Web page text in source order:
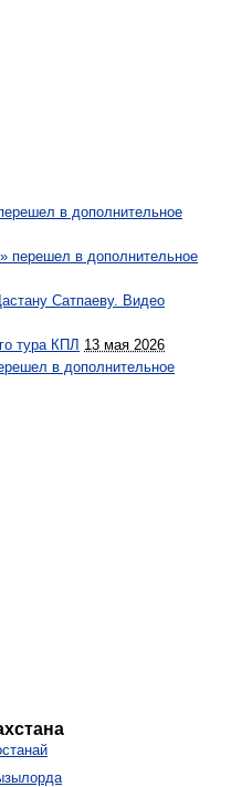
в дополнительное
перешел в дополнительное
Сатпаеву. Видео
тура КПЛ 13 мая 2026
в дополнительное